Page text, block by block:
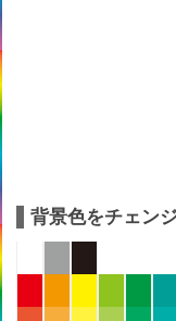
背景色をチェン